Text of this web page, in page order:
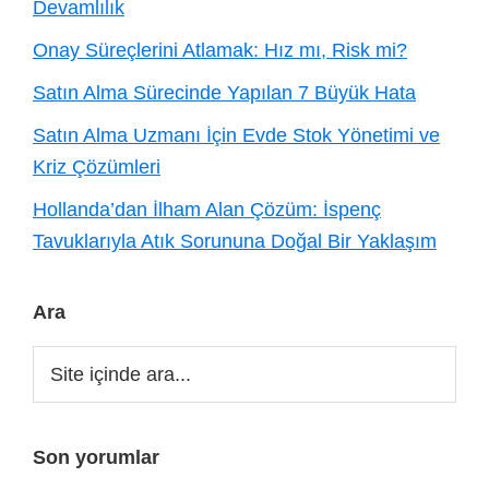
Devamlılık
Onay Süreçlerini Atlamak: Hız mı, Risk mi?
Satın Alma Sürecinde Yapılan 7 Büyük Hata
Satın Alma Uzmanı İçin Evde Stok Yönetimi ve
Kriz Çözümleri
Hollanda’dan İlham Alan Çözüm: İspenç
Tavuklarıyla Atık Sorununa Doğal Bir Yaklaşım
Ara
Son yorumlar